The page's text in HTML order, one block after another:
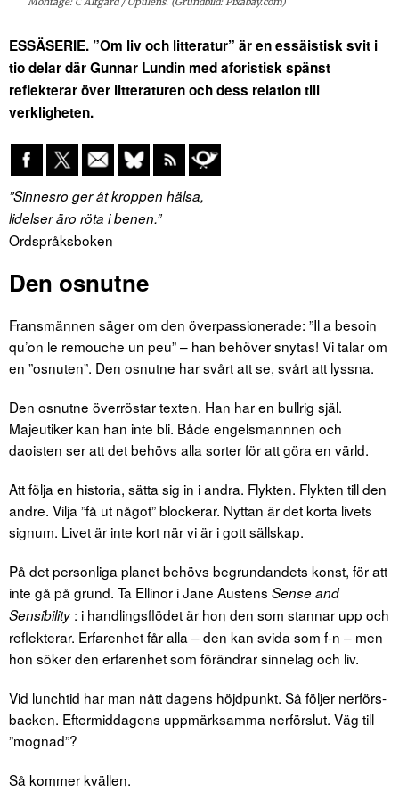
ESSÄSERIE. ”Om liv och litteratur” är en essäistisk svit i
tio delar där Gunnar Lundin med aforistisk spänst
reflekterar över litteraturen och dess relation till
verkligheten.
”Sinnesro ger åt kroppen hälsa,
lidelser äro röta i benen.”
Ordspråksboken
Den osnutne
Fransmännen säger om den överpassionerade: ”Il a besoin
qu’on le remouche un peu” – han behöver snytas! Vi talar om
en ”osnuten”. Den osnutne har svårt att se, svårt att lyssna.
Den osnutne överröstar texten. Han har en bullrig själ.
Majeutiker kan han inte bli. Både engelsmannnen och
daoisten ser att det behövs alla sorter för att göra en värld.
Att följa en historia, sätta sig in i andra. Flykten. Flykten till den
andre. Vilja ”få ut något” blockerar. Nyttan är det korta livets
signum. Livet är inte kort när vi är i gott sällskap.
På det personliga planet behövs begrundandets konst, för att
inte gå på grund. Ta Ellinor i Jane Austens Sense and
Sensibility : i handlingsflödet är hon den som stannar upp och
reflekterar. Erfarenhet får alla – den kan svida som f-n – men
hon söker den erfarenhet som förändrar sinnelag och liv.
Vid lunchtid har man nått dagens höjdpunkt. Så följer nerförs­
backen. Eftermid­dagens uppmärksamma nerförslut. Väg till
”mognad”?
Så kommer kvällen.